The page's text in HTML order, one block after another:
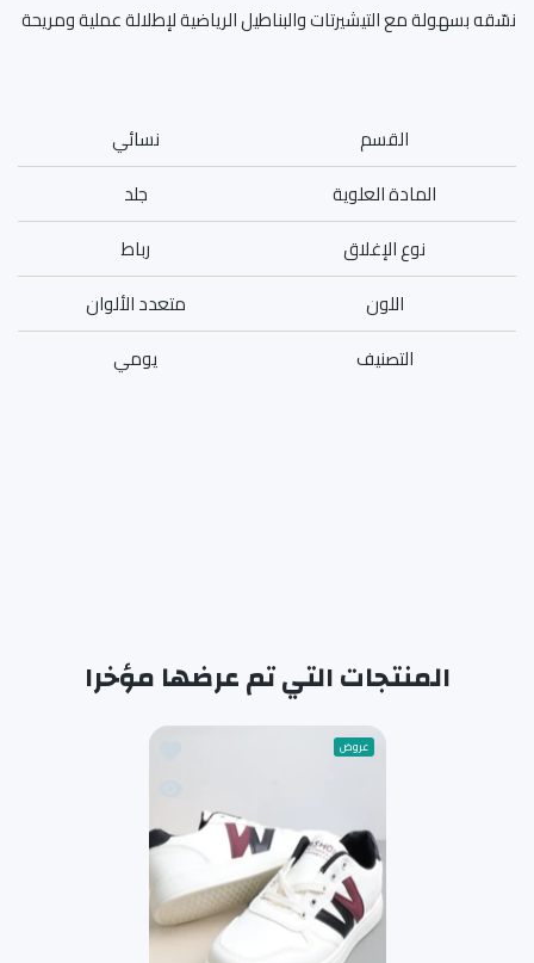
نسّقه بسهولة مع التيشيرتات والبناطيل الرياضية لإطلالة عملية ومريحة
القسم
نسائي
المادة العلوية
جلد
نوع الإغلاق
رباط
اللون
متعدد الألوان
التصنيف
يومي
المنتجات التي تم عرضها مؤخرا
عروض
أضف إلى قائمة الامنيات